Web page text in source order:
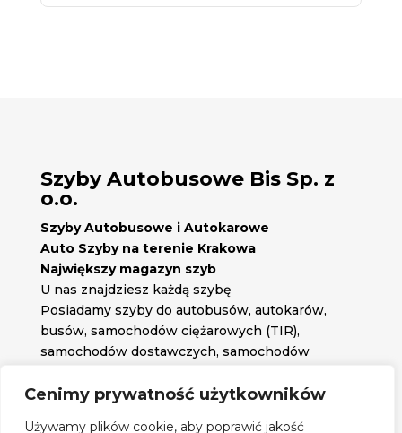
Cenimy prywatność użytkowników
Używamy plików cookie, aby poprawić jakość
Szyby Autobusowe Bis Sp. z
o.o.
Szyby Autobusowe i Autokarowe
Auto Szyby na terenie Krakowa
Największy magazyn szyb
U nas znajdziesz każdą szybę
Posiadamy szyby do autobusów, autokarów,
busów, samochodów ciężarowych (TIR),
samochodów dostawczych, samochodów
potrzebujesz.
Znajdź nas na: 